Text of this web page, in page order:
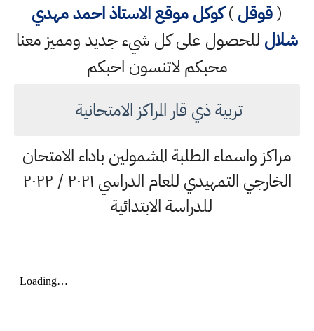
(قوقل)كوكلموقع الاستاذ احمد مهدي
شلال للحصول على كل شيء جديد ومميز معنا
محبكم لاتنسون احبكم
تربية ذي قار المراكز الامتحانية
مراكز واسماء الطلبة المشمولين باداء الامتحان
الخارجي التمهيدي للعام الدراسي ٢٠٢١ / ٢٠٢٢
للدراسة الابتدائية